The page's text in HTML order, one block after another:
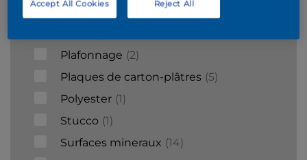
Bois 9
Plafonnage
2
Plaques de carton-plâtres 5
Polyester 1
Stucco 1
Surfaces mineraux 14
Reject All
Accept All Cookies